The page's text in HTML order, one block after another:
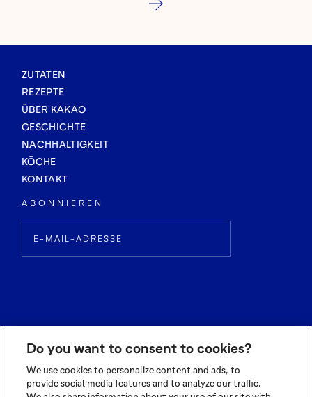
ZUTATEN
REZEPTE
ÜBER KAKAO
GESCHICHTE
NACHHALTIGKEIT
KÖCHE
KONTAKT
ABONNIEREN
Do you want to consent to cookies?
We use cookies to personalize content and ads, to
provide social media features and to analyze our traffic.